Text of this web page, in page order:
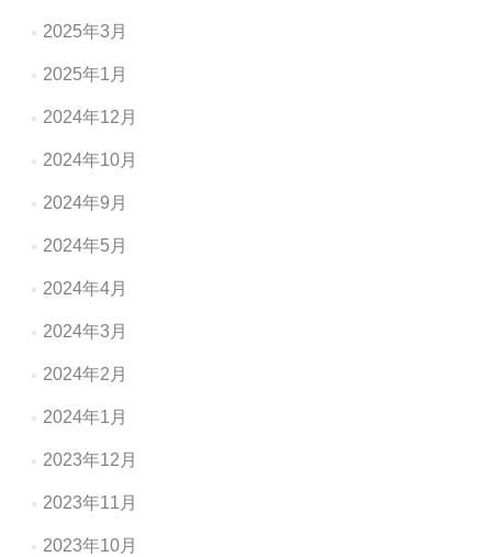
2025年3月
2025年1月
2024年12月
2024年10月
2024年9月
2024年5月
2024年4月
2024年3月
2024年2月
2024年1月
2023年12月
2023年11月
2023年10月